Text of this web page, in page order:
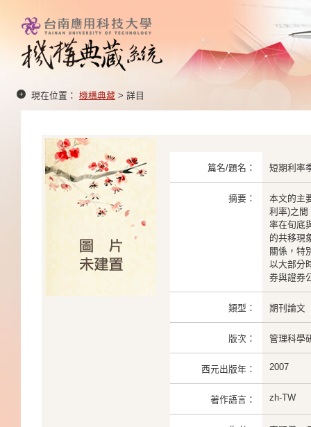
現在位置： 機構典藏 > 詳目
篇名/題名： 短期利率
摘要：
本文的主
利率)之間
率在旬底
的共移現
關係，特
以大部分
券與證券
類型： 期刊論文
版次： 管理科學
西元出版年： 2007
著作語言： zh-TW